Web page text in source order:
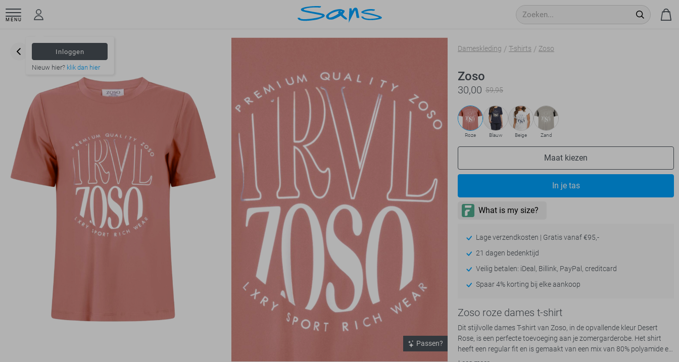
MENU
Inloggen
Nieuw hier? klik dan hier
Passen?
Dameskleding T-shirts Zoso
Zoso
30,00 59,95
Roze Blauw Beige Zand
Maat kiezen
In je tas
Lage verzendkosten | Gratis vanaf €95,-
21 dagen bedenktijd
Veilig betalen: iDeal, Billink, PayPal, creditcard
Spaar 4% korting bij elke aankoop
Zoso roze dames t-shirt
Dit stijlvolle dames T-shirt van Zoso, in de opvallende kleur Desert
Rose, is een perfecte toevoeging aan je zomergarderobe. Het shirt
heeft een regular fit en is gemaakt van een mix van 80% polyamide en
20% elastan, wat zorgt voor een lichte en comfortabele pasvorm. De